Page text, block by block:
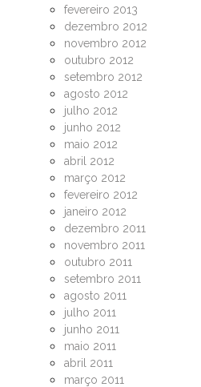
fevereiro 2013
dezembro 2012
novembro 2012
outubro 2012
setembro 2012
agosto 2012
julho 2012
junho 2012
maio 2012
abril 2012
março 2012
fevereiro 2012
janeiro 2012
dezembro 2011
novembro 2011
outubro 2011
setembro 2011
agosto 2011
julho 2011
junho 2011
maio 2011
abril 2011
março 2011